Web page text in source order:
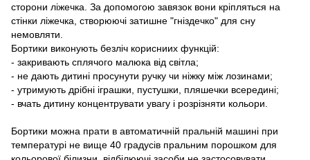
сторони ліжечка. За допомогою завязок вони кріпляться на
стінки ліжечка, створюючі затишне "гніздечко" для сну
немовляти.
Бортики виконують безліч корисниих функцій:
- закривають сплячого малюка від світла;
- не дають дитині просунути ручку чи ніжку між лозинами;
- утримують дрібні іграшки, пустушки, пляшечки всередині;
- вчать дитину концентрувати увагу і розрізняти кольори.
Бортики можна прати в автоматичній пральній машині при
температурі не вище 40 градусів пральним порошком для